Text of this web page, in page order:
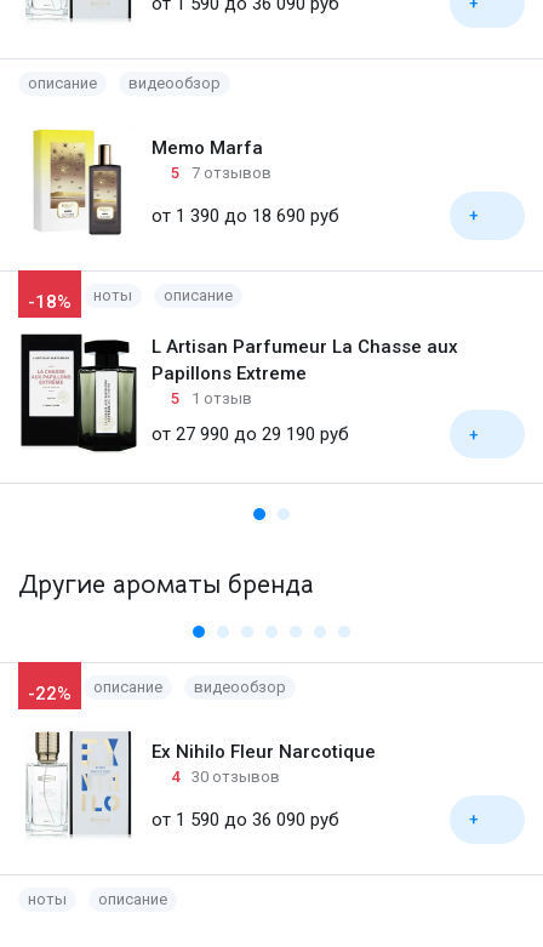
описание видеообзор
Memo Marfa
5 7 отзывов
от 1 390 до 18 690 руб +
-18% ноты описание
L Artisan Parfumeur La Chasse aux
Papillons Extreme
5 1 отзыв
от 27 990 до 29 190 руб +
Другие ароматы бренда
-22% описание видеообзор
Ex Nihilo Fleur Narcotique
4 30 отзывов
от 1 590 до 36 090 руб +
ноты описание